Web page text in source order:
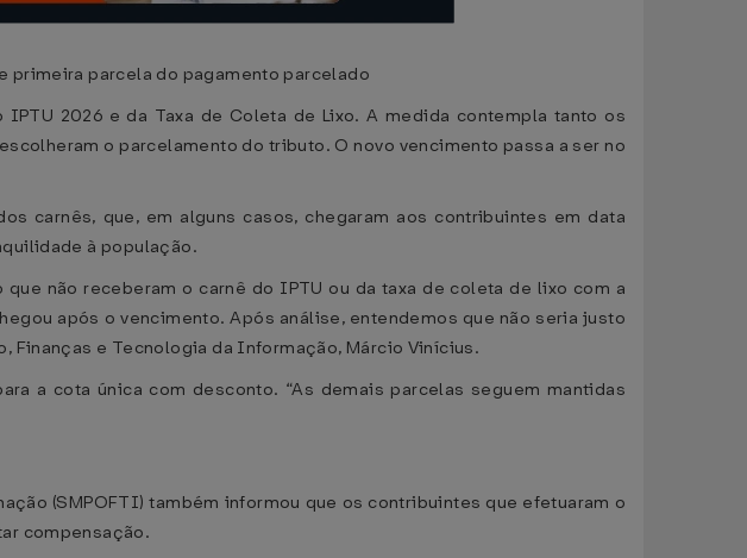
primeira parcela do pagamento parcelado
2026 e da Taxa de Coleta de Lixo. A medida contempla tanto os
o parcelamento do tributo. O novo vencimento passa a ser no
carnês, que, em alguns casos, chegaram aos contribuintes em data
à população.
não receberam o carnê do IPTU ou da taxa de coleta de lixo com a
após o vencimento. Após análise, entendemos que não seria justo
Finanças e Tecnologia da Informação, Márcio Vinícius.
a cota única com desconto. “As demais parcelas seguem mantidas
(SMPOFTI) também informou que os contribuintes que efetuaram o
compensação.